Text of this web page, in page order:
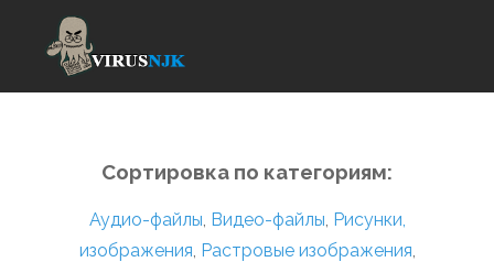
Сортировка по категориям:
Аудио-файлы, Видео-файлы, Рисунки,
изображения, Растровые изображения,